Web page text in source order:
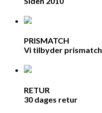
PRISMATCH
Vi tilbyder prismatch
RETUR
30 dages retur